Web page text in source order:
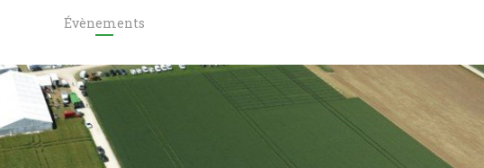
Évènements